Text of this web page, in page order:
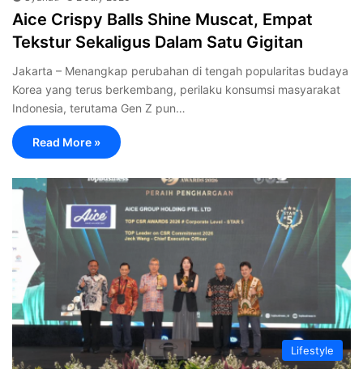
Aice Crispy Balls Shine Muscat, Empat
Tekstur Sekaligus Dalam Satu Gigitan
Jakarta – Menangkap perubahan di tengah popularitas budaya
Korea yang terus berkembang, perilaku konsumsi masyarakat
Indonesia, terutama Gen Z pun…
Read More »
Lifestyle